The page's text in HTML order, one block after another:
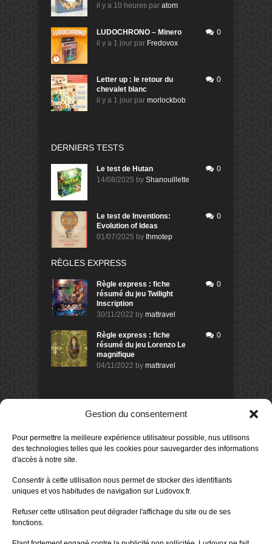
Gestion du consentement
Pour permettre la meilleure expérience utilisateur possible, nus utilisons
des technologies telles que les cookies pour sauvegarder des informations
d'accès à notre site.
Consentir à cette utilisation nous permet de stocker des identifiants
uniques et vos habitudes de navigation sur Ludovox.fr.
Refuser cette utilisation peut dégrader l'affichage du site ou de ses
fonctions.
il y a 10 heures par atom
LUDOCHRONO – Minero
il y a 1 jour par Fredovox
0
Letter up : le retour du
chevalet blanc
il y a 1 jour par morlockbob
0
DERNIERS TESTS
Le test de Hutan
14/08/2025 by Shanouillette
0
Le test de Inventions:
Evolution of Ideas
01/07/2025 by Ihmotep
0
RÈGLES EXPRESS
Règle express : fiche
résumé du jeu Twilight
Inscription
30/11/2022 by mattravel
0
Règle express : fiche
résumé du jeu Lorenzo Le
magnifique
04/11/2022 by mattravel
0
Sur le jeu Detective Box - Ciao
Bella
Avis demorlockbob
Sur le jeu Detective Box - Ciao
Publié leil y a 1 jour
80%